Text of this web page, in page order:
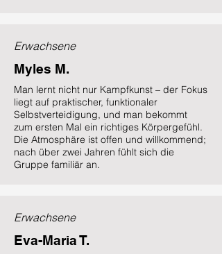
Erwachsene
Myles M.
Man lernt nicht nur Kampfkunst – der Fokus
liegt auf praktischer, funktionaler
Selbstverteidigung, und man bekommt
zum ersten Mal ein richtiges Körpergefühl.
Die Atmosphäre ist offen und willkommend;
nach über zwei Jahren fühlt sich die
Gruppe familiär an.
Erwachsene
Eva-Maria T.